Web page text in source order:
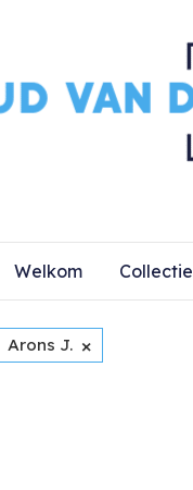
Welkom Collectie
Arons J. ×